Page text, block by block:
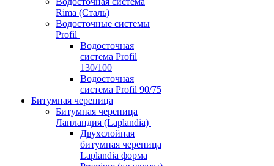
Rima (Сталь)
Водосточные системы
Profil
Водосточная
система Profil
130/100
Водосточная
система Profil 90/75
Битумная черепица
Битумная черепица
Лапландия (Laplandia)
Двухслойная
битумная черепица
Laplandia форма